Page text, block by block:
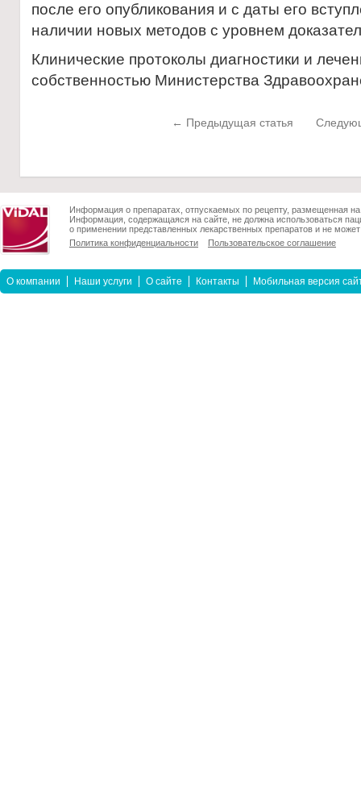
после его опубликования и с даты его
наличии новых методов с уровнем
Клинические протоколы диагностики и
собственностью Министерства
← Предыдущая статья
Информация о препаратах, отпускаемых по рецепту, размещенная
Информация, содержащаяся на сайте, не должна использоваться
о применении представленных лекарственных препаратов и не
Политика конфиденциальности
Пользовательское соглашение
О компании Наши услуги О сайте Контакты Мобильная версия